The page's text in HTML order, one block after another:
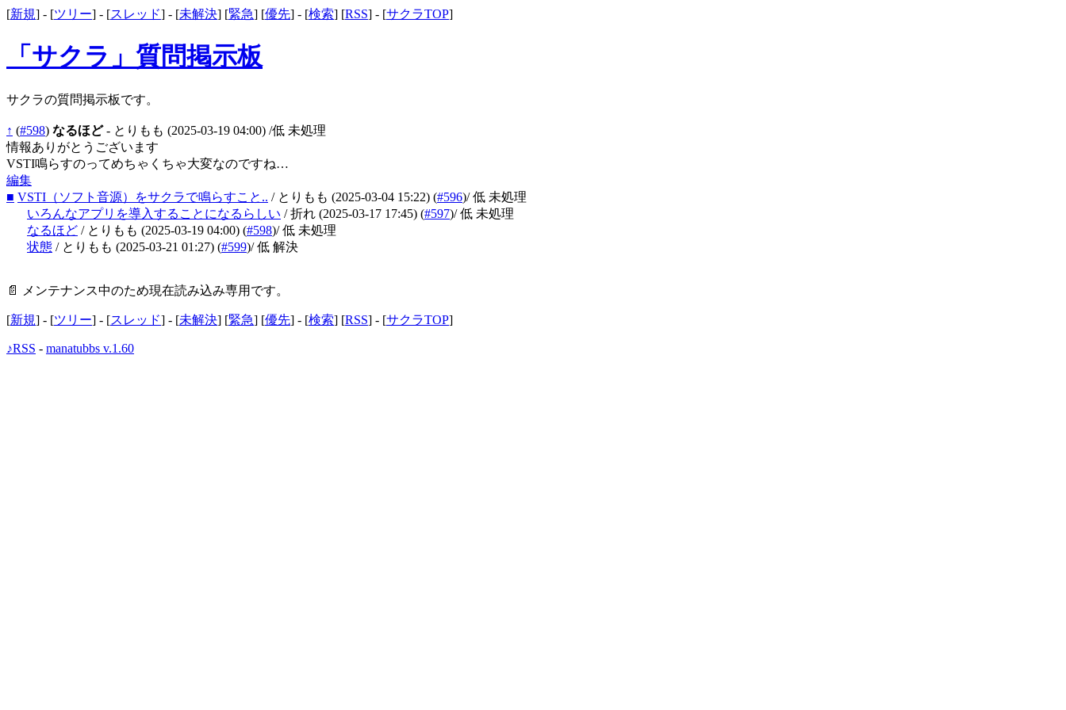
[新規] - [ツリー] - [スレッド] - [未解決] [緊急] [優先] - [検索] [RSS] - [サクラTOP]
「サクラ」質問掲示板
サクラの質問掲示板です。
↑ (#598) なるほど- とりもも (2025-03-19 04:00) /低 未処理
情報ありがとうございます
VSTI鳴らすのってめちゃくちゃ大変なのですね…
編集
■ VSTI（ソフト音源）をサクラで鳴らすこと.. / とりもも (2025-03-04 15:22) (#596)/ 低 未処理
いろんなアプリを導入することになるらしい / 折れ (2025-03-17 17:45) (#597)/ 低 未処理
なるほど / とりもも (2025-03-19 04:00) (#598)/ 低 未処理
状態 / とりもも (2025-03-21 01:27) (#599)/ 低 解決
📄 メンテナンス中のため現在読み込み専用です。
[新規] - [ツリー] - [スレッド] - [未解決] [緊急] [優先] - [検索] [RSS] - [サクラTOP]
♪RSS - manatubbs v.1.60